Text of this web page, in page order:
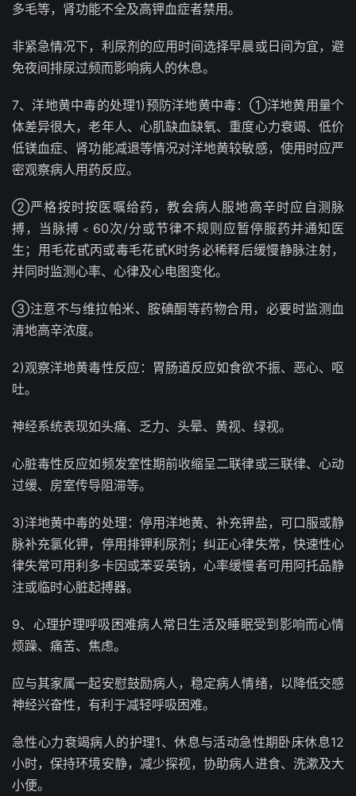
多毛等，肾功能不全及高钾血症者禁用。
非紧急情况下，利尿剂的应用时间选择早晨或日间为宜，避
免夜间排尿过频而影响病人的休息。
7、洋地黄中毒的处理1)预防洋地黄中毒：①洋地黄用量个
体差异很大，老年人、心肌缺血缺氧、重度心力衰竭、低价
低镁血症、肾功能减退等情况对洋地黄较敏感，使用时应严
密观察病人用药反应。
②严格按时按医嘱给药，教会病人服地高辛时应自测脉
搏，当脉搏﹤60次/分或节律不规则应暂停服药并通知医
生；用毛花甙丙或毒毛花甙K时务必稀释后缓慢静脉注射，
并同时监测心率、心律及心电图变化。
③注意不与维拉帕米、胺碘酮等药物合用，必要时监测血
清地高辛浓度。
2)观察洋地黄毒性反应：胃肠道反应如食欲不振、恶心、呕
吐。
神经系统表现如头痛、乏力、头晕、黄视、绿视。
心脏毒性反应如频发室性期前收缩呈二联律或三联律、心动
过缓、房室传导阻滞等。
3)洋地黄中毒的处理：停用洋地黄、补充钾盐，可口服或静
脉补充氯化钾，停用排钾利尿剂；纠正心律失常，快速性心
律失常可用利多卡因或苯妥英钠，心率缓慢者可用阿托品静
注或临时心脏起搏器。
9、心理护理呼吸困难病人常日生活及睡眠受到影响而心情
烦躁、痛苦、焦虑。
应与其家属一起安慰鼓励病人，稳定病人情绪，以降低交感
神经兴奋性，有利于减轻呼吸困难。
急性心力衰竭病人的护理1、休息与活动急性期卧床休息12
小时，保持环境安静，减少探视，协助病人进食、洗漱及大
小便。